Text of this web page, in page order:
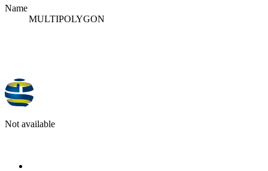
Name
MULTIPOLYGON
Not available